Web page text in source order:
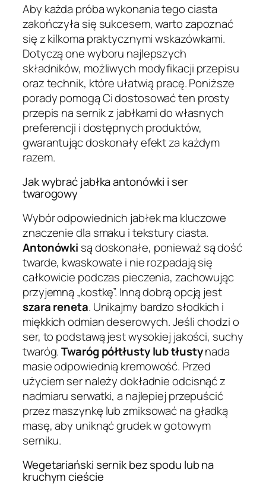
Aby każda próba wykonania tego ciasta
zakończyła się sukcesem, warto zapoznać
się z kilkoma praktycznymi wskazówkami.
Dotyczą one wyboru najlepszych
składników, możliwych modyfikacji przepisu
oraz technik, które ułatwią pracę. Poniższe
porady pomogą Ci dostosować ten prosty
przepis na sernik z jabłkami do własnych
preferencji i dostępnych produktów,
gwarantując doskonały efekt za każdym
razem.
Jak wybrać jabłka antonówki i ser
twarogowy
Wybór odpowiednich jabłek ma kluczowe
znaczenie dla smaku i tekstury ciasta.
Antonówki są doskonałe, ponieważ są dość
twarde, kwaskowate i nie rozpadają się
całkowicie podczas pieczenia, zachowując
przyjemną „kostkę”. Inną dobrą opcją jest
szara reneta. Unikajmy bardzo słodkich i
miękkich odmian deserowych. Jeśli chodzi o
ser, to podstawą jest wysokiej jakości, suchy
twaróg.Twaróg półtłusty lub tłustynada
masie odpowiednią kremowość. Przed
użyciem ser należy dokładnie odcisnąć z
nadmiaru serwatki, a najlepiej przepuścić
przez maszynkę lub zmiksować na gładką
masę, aby uniknąć grudek w gotowym
serniku.
Wegetariański sernik bez spodu lub na
kruchym cieście